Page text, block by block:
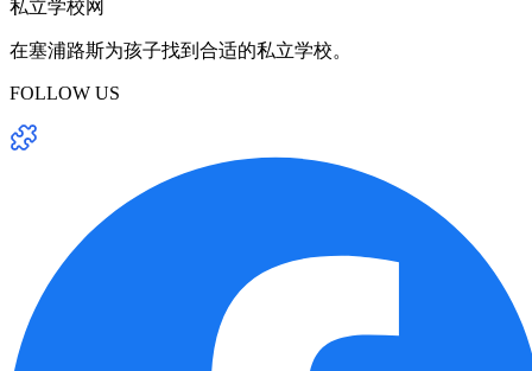
私立学校网
在塞浦路斯为孩子找到合适的私立学校。
FOLLOW US